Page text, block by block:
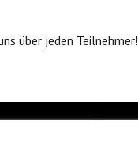
über jeden Teilnehmer!